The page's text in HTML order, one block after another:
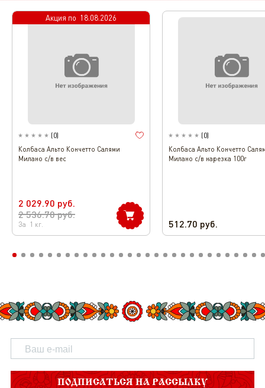
Акция по 18.08.2026
(0)
Колбаса Альто Кончетто Салями
Милано с/в вес
2 029.90 руб.
2 536.70руб.
За 1 кг.
(0)
Колбаса Альто Кончетто
Милано с/в нарезка 100г
512.70 руб.
ПОДПИСАТЬСЯ НА РАССЫЛКУ